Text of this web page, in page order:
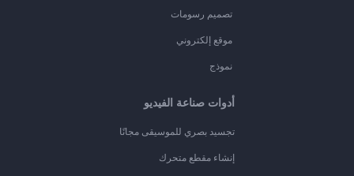
تصميم رسومات
موقع إلكتروني
نموذج
أدوات صناعة الفيديو
تجسيد بصري للموسيقى مجانًا
إنشاء مقطع متحرك